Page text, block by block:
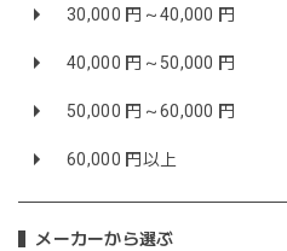
30,000 円～40,000 円
40,000 円～50,000 円
50,000 円～60,000 円
60,000 円以上
メーカーから選ぶ